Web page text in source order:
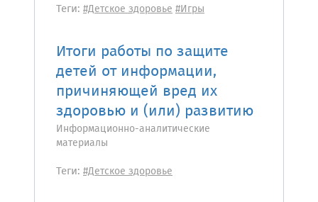
Теги: #Детское здоровье#Игры
Итоги работы по защите
детей от информации,
причиняющей вред их
здоровью и (или) развитию
Информационно-аналитические
материалы
Теги: #Детское здоровье